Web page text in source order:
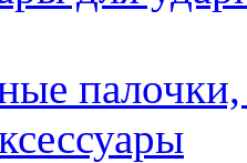
палочки,